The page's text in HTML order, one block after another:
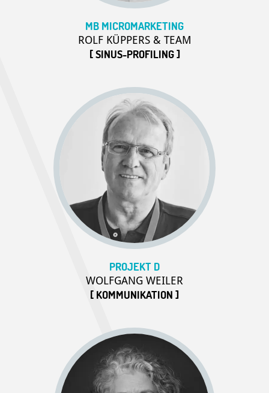
MB MICROMARKETING
ROLF KÜPPERS & TEAM
[ SINUS-PROFILING ]
PROJEKT D
WOLFGANG WEILER
[ KOMMUNIKATION ]